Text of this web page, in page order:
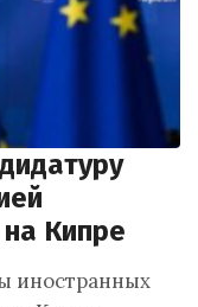
Кипре
иностранных